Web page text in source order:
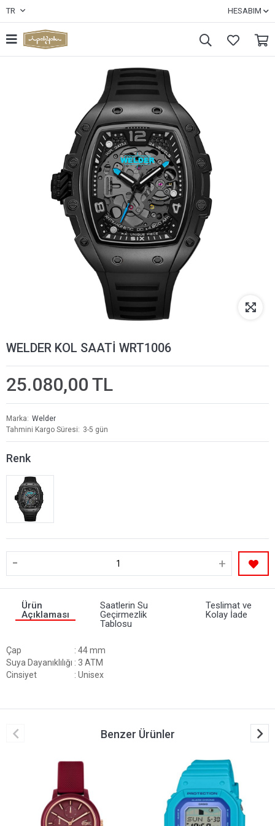
TR HESABIM
WELDER KOL SAATİ WRT1006
25.080,00 TL
Marka
Welder
Tahmini Kargo Süresi
3-5 gün
Renk
- +
Ürün
Açıklaması
Saatlerin Su
Geçirmezlik
Tablosu
Teslimat ve
Kolay İade
Çap
: 44 mm
Suya Dayanıklılığı : 3 ATM
Cinsiyet
: Unisex
Benzer Ürünler